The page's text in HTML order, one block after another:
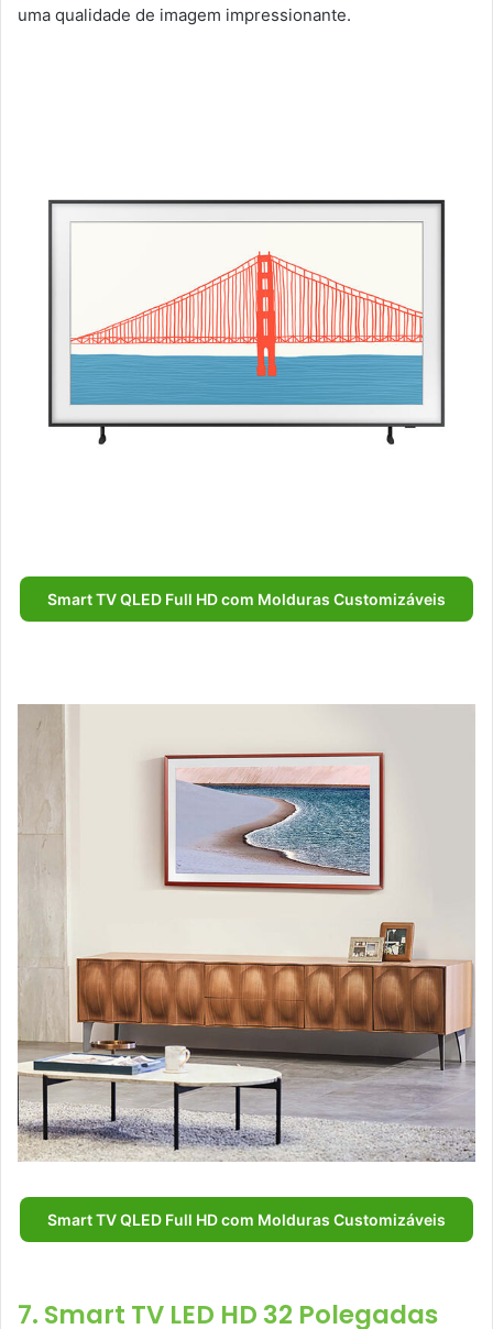
uma qualidade de imagem impressionante.
Smart TV QLED Full HD com Molduras Customizáveis
Smart TV QLED Full HD com Molduras Customizáveis
7. Smart TV LED HD 32 Polegadas